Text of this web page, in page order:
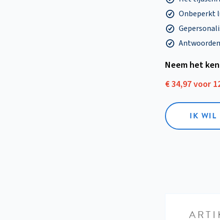
Onbeperkt
Neem het
€ 34,97 voor
IK WIL